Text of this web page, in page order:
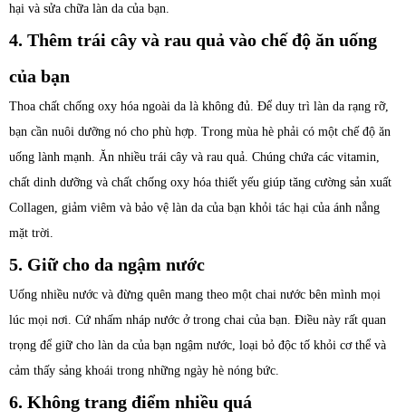
hại và sửa chữa làn da của bạn.
4. Thêm trái cây và rau quả vào chế độ ăn uống
của bạn
Thoa chất chống oxy hóa ngoài da là không đủ. Để duy trì làn da rạng rỡ,
bạn cần nuôi dưỡng nó cho phù hợp. Trong mùa hè phải có một chế độ ăn
uống lành mạnh. Ăn nhiều trái cây và rau quả. Chúng chứa các vitamin,
chất dinh dưỡng và chất chống oxy hóa thiết yếu giúp tăng cường sản xuất
Collagen, giảm viêm và bảo vệ làn da của bạn khỏi tác hại của ánh nắng
mặt trời.
5. Giữ cho da ngậm nước
Uống nhiều nước và đừng quên mang theo một chai nước bên mình mọi
lúc mọi nơi. Cứ nhấm nháp nước ở trong chai của bạn. Điều này rất quan
trọng để giữ cho làn da của bạn ngậm nước, loại bỏ độc tố khỏi cơ thể và
cảm thấy sảng khoái trong những ngày hè nóng bức.
6. Không trang điểm nhiều quá